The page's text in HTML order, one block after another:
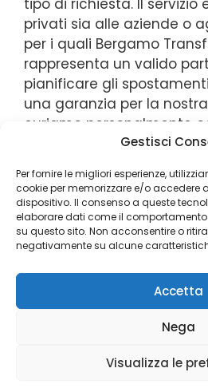
Gestisci
Per fornire le migliori esperienze,
cookie per memorizzare e/o accedere
dispositivo. Il consenso a queste
elaborare dati come il
su questo sito. Non acconsentire o
negativamente su alcune
Accetta
Nega
Visualizza le
privati sia alle aziende o
per i quali Bergamo
rappresenta un valido
pianificare gli
una garanzia per la
curiamo personalmente
nostro lavoro. In un’area
attrezzato, viene
autoveicoli dove
protezione costante delle
interni dagli agenti
servizio, al lavaggio e
veicoli in perfette
elettricamente da officine